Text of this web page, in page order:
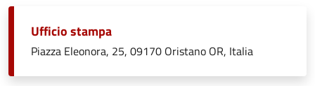
Ufficio stampa
Piazza Eleonora, 25, 09170 Oristano OR, Italia